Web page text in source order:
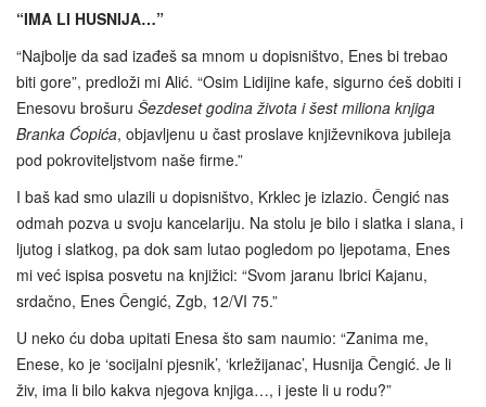
“IMA LI HUSNIJA…”
“Najbolje da sad izađeš sa mnom u dopisništvo, Enes bi trebao
biti gore”, predloži mi Alić. “Osim Lidijine kafe, sigurno ćeš dobiti i
Enesovu brošuru Šezdeset godina života i šest miliona knjiga
Branka Ćopića, objavljenu u čast proslave književnikova jubileja
pod pokroviteljstvom naše firme.”
I baš kad smo ulazili u dopisništvo, Krklec je izlazio. Čengić nas
odmah pozva u svoju kancelariju. Na stolu je bilo i slatka i slana, i
ljutog i slatkog, pa dok sam lutao pogledom po ljepotama, Enes
mi već ispisa posvetu na knjižici: “Svom jaranu Ibrici Kajanu,
srdačno, Enes Čengić, Zgb, 12/VI 75.”
U neko ću doba upitati Enesa što sam naumio: “Zanima me,
Enese, ko je ‘socijalni pjesnik’, ‘krležijanac’, Husnija Čengić. Je li
živ, ima li bilo kakva njegova knjiga…, i jeste li u rodu?”